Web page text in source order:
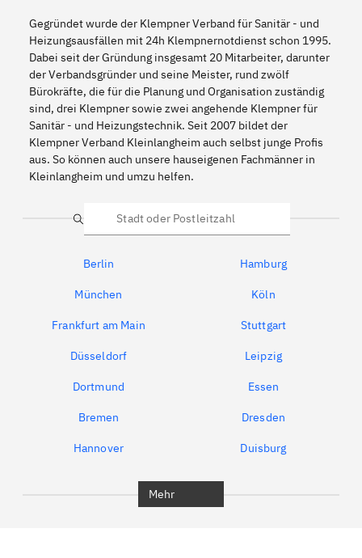
Gegründet wurde der Klempner Verband für Sanitär - und
Heizungsausfällen mit 24h Klempnernotdienst schon 1995.
Dabei seit der Gründung insgesamt 20 Mitarbeiter, darunter
der Verbandsgründer und seine Meister, rund zwölf
Bürokräfte, die für die Planung und Organisation zuständig
sind, drei Klempner sowie zwei angehende Klempner für
Sanitär - und Heizungstechnik. Seit 2007 bildet der
Klempner Verband Kleinlangheim auch selbst junge Profis
aus. So können auch unsere hauseigenen Fachmänner in
Kleinlangheim und umzu helfen.
Suche
Berlin Hamburg
München Köln
Frankfurt am Main Stuttgart
Düsseldorf Leipzig
Dortmund Essen
Bremen Dresden
Hannover Duisburg
Mehr